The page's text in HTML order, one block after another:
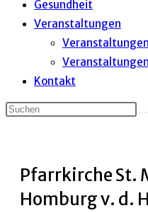
Gesundheit
Veranstaltungen
Veranstaltungen
Kontakt
Pfarrkirche St.
Homburg v. d.